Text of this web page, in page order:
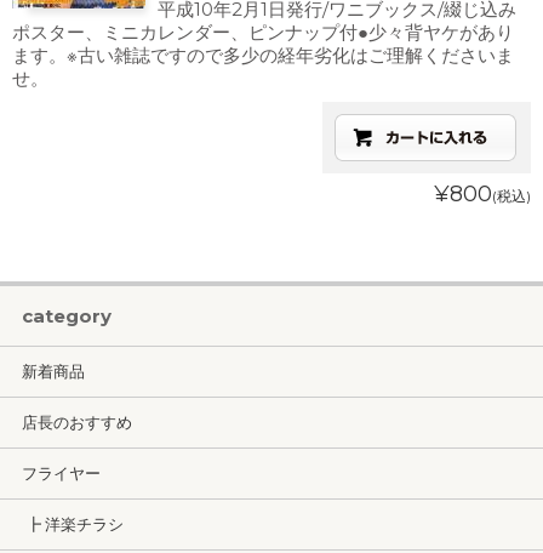
平成10年2月1日発行/ワニブックス/綴じ込み
ポスター、ミニカレンダー、ピンナップ付●少々背ヤケがあり
ます。※古い雑誌ですので多少の経年劣化はご理解くださいま
せ。
¥800(税込)
category
新着商品
店長のおすすめ
フライヤー
┣ 洋楽チラシ